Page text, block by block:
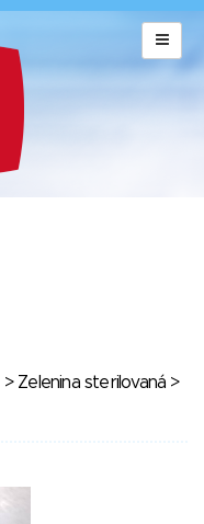
> Zelenina sterilovaná >